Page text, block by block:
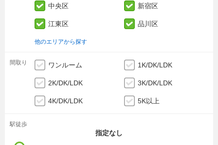
中央区 新宿区
江東区 品川区
他のエリアから探す
間取り ワンルーム 1K/DK/LDK
2K/DK/LDK 3K/DK/LDK
4K/DK/LDK 5K以上
駅徒歩
指定なし